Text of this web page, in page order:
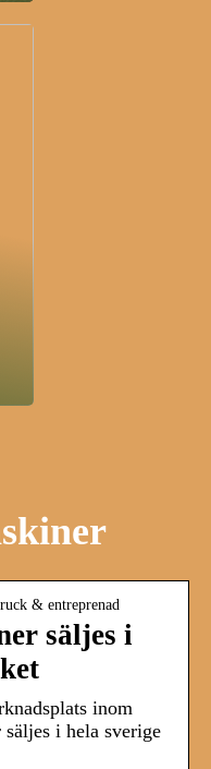
& entreprenad
säljes i
inom
i hela sverige